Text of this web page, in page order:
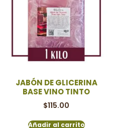
JABÓN DE GLICERINA
BASE VINO TINTO
$115.00
Añadir al carrito